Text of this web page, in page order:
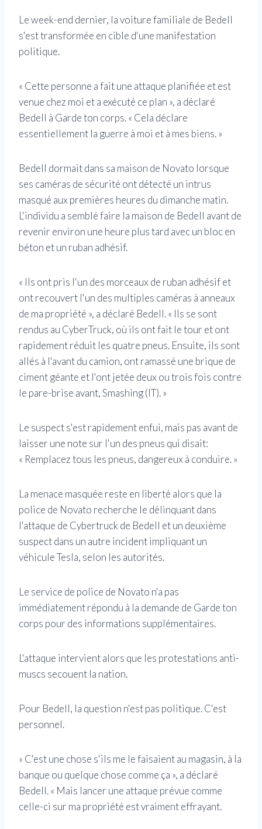
Le week-end dernier, la voiture familiale de Bedell
s'est transformée en cible d'une manifestation
politique.
« Cette personne a fait une attaque planifiée et est
venue chez moi et a exécuté ce plan », a déclaré
Bedell à Garde ton corps. « Cela déclare
essentiellement la guerre à moi et à mes biens. »
Bedell dormait dans sa maison de Novato lorsque
ses caméras de sécurité ont détecté un intrus
masqué aux premières heures du dimanche matin.
L'individu a semblé faire la maison de Bedell avant de
revenir environ une heure plus tard avec un bloc en
béton et un ruban adhésif.
« Ils ont pris l'un des morceaux de ruban adhésif et
ont recouvert l'un des multiples caméras à anneaux
de ma propriété », a déclaré Bedell. « Ils se sont
rendus au CyberTruck, où ils ont fait le tour et ont
rapidement réduit les quatre pneus. Ensuite, ils sont
allés à l'avant du camion, ont ramassé une brique de
ciment géante et l'ont jetée deux ou trois fois contre
le pare-brise avant, Smashing (IT). »
Le suspect s'est rapidement enfui, mais pas avant de
laisser une note sur l'un des pneus qui disait:
« Remplacez tous les pneus, dangereux à conduire. »
La menace masquée reste en liberté alors que la
police de Novato recherche le délinquant dans
l'attaque de Cybertruck de Bedell et un deuxième
suspect dans un autre incident impliquant un
véhicule Tesla, selon les autorités.
Le service de police de Novato n'a pas
immédiatement répondu à la demande de Garde ton
corps pour des informations supplémentaires.
L'attaque intervient alors que les protestations anti-
muscs secouent la nation.
Pour Bedell, la question n'est pas politique. C'est
personnel.
« C'est une chose s'ils me le faisaient au magasin, à la
banque ou quelque chose comme ça », a déclaré
Bedell. « Mais lancer une attaque prévue comme
celle-ci sur ma propriété est vraiment effrayant.